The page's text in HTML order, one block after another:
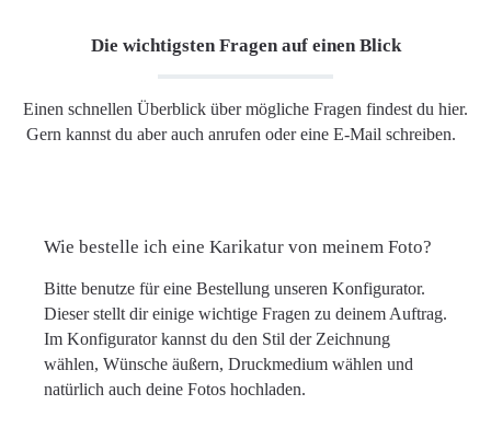
Die wichtigsten Fragen auf einen Blick
Einen schnellen Überblick über mögliche Fragen findest du hier.
Gern kannst du aber auch anrufen oder eine E-Mail schreiben.
Wie bestelle ich eine Karikatur von meinem Foto?
Bitte benutze für eine Bestellung unseren Konfigurator.
Dieser stellt dir einige wichtige Fragen zu deinem Auftrag.
Im Konfigurator kannst du den Stil der Zeichnung
wählen, Wünsche äußern, Druckmedium wählen und
natürlich auch deine Fotos hochladen.